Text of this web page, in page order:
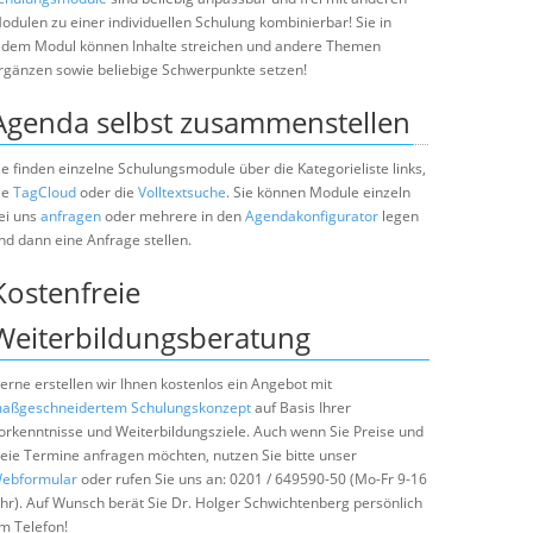
zu einer individuellen Schulung kombinierbar! Sie in
Modul können Inhalte streichen und andere Themen
sowie beliebige Schwerpunkte setzen!
selbst zusammenstellen
finden einzelne Schulungsmodule über die Kategorieliste links,
TagCloudoder die Volltextsuche. Sie können Module einzeln
uns anfragenoder mehrere in denAgendakonfigurator legen
dann eine Anfrage stellen.
erstellen wir Ihnen kostenlos ein Angebot mit
Schulungskonzeptauf Basis Ihrer
und Weiterbildungsziele. Auch wenn Sie Preise und
Termine anfragen möchten, nutzen Sie bitte unser
oder rufen Sie uns an: 0201 / 649590-50 (Mo-Fr 9-16
Auf Wunsch berät Sie Dr. Holger Schwichtenberg persönlich
Telefon!